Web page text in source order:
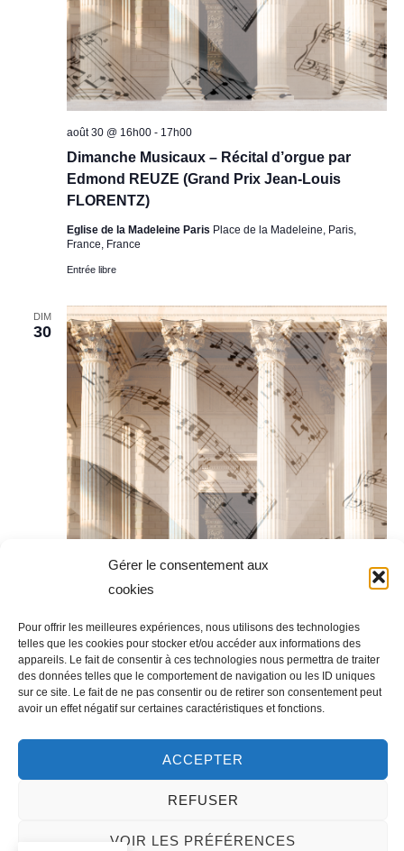
Gérer le consentement aux
cookies
Pour offrir les meilleures expériences, nous utilisons des technologies
telles que les cookies pour stocker et/ou accéder aux informations des
appareils. Le fait de consentir à ces technologies nous permettra de traiter
des données telles que le comportement de navigation ou les ID uniques
sur ce site. Le fait de ne pas consentir ou de retirer son consentement peut
avoir un effet négatif sur certaines caractéristiques et fonctions.
ACCEPTER
REFUSER
VOIR LES PRÉFÉRENCES
Dimanche Musicaux – Récital d’orgue par
Edmond REUZE (Grand Prix Jean-Louis
FLORENTZ)
août 30 @ 16h00- 17h00
Eglise de la Madeleine Paris Place de la Madeleine, Paris,
France, France
Entrée libre
DIM
30
St Margaret’s Westminster Abbey
août 30 @ 20h15 -21h30
Eglise de la Madeleine Paris
Place de la Madeleine, Paris,
France, France